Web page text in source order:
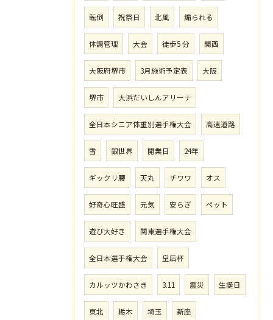
転倒 祝祭日 北風 煽られる
体調管理 大会 徒歩5 分 関西
大阪府堺市 3月施術予定表 大阪
堺市 大浜だいしんアリーナ
全日本シニア体重別選手権大会 高速道路
雪 銀世界 開業日 24年
ギックリ腰 天丸 チワワ オス
好奇心旺盛 元気 安らぎ ペット
遊び大好き 関東選手権大会
全日本選手権大会 皇后杯
カルッツかわさき 3.11 震災 生誕日
東北 栃木 埼玉 新座